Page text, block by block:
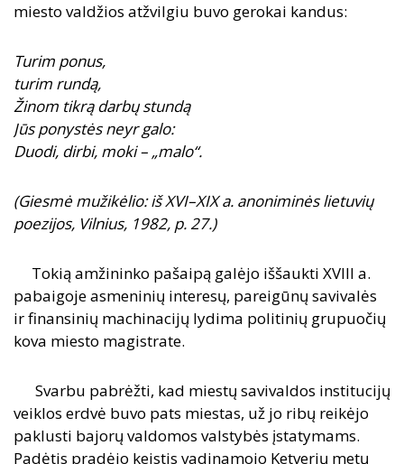
miesto valdžios atžvilgiu buvo gerokai kandus:
Turim ponus,
turim rundą,
Žinom tikrą darbų stundą
Jūs ponystės neyr galo:
Duodi, dirbi, moki – „malo“.
(Giesmė mužikėlio: iš XVI–XIX a. anoniminės lietuvių
poezijos, Vilnius, 1982, p. 27.)
Tokią amžininko pašaipą galėjo iššaukti XVIII a.
pabaigoje asmeninių interesų, pareigūnų savivalės
ir finansinių machinacijų lydima politinių grupuočių
kova miesto magistrate.
Svarbu pabrėžti, kad miestų savivaldos institucijų
veiklos erdvė buvo pats miestas, už jo ribų reikėjo
paklusti bajorų valdomos valstybės įstatymams.
Padėtis pradėjo keistis vadinamojo Ketverių metų